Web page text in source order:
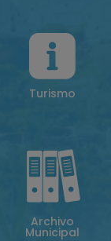
Turismo
Archivo
Municipal